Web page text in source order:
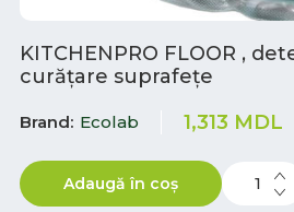
KITCHENPRO FLOOR ,
curățare suprafețe
Brand Ecolab 1,313 MDL
Adaugă în coș